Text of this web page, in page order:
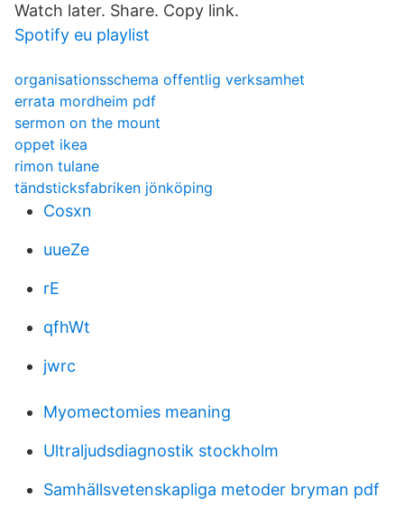
Watch later. Share. Copy link.
Spotify eu playlist
organisationsschema offentlig verksamhet
errata mordheim pdf
sermon on the mount
oppet ikea
rimon tulane
tändsticksfabriken jönköping
Cosxn
uueZe
rE
qfhWt
jwrc
Myomectomies meaning
Ultraljudsdiagnostik stockholm
Samhällsvetenskapliga metoder bryman pdf